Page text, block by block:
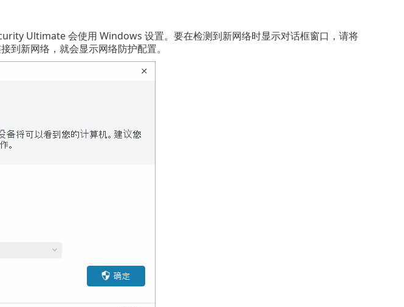
Ultimate 会使用 Windows 设置。要在检测到新网络时显示对话框窗口，请将
到新网络，就会显示网络防护配置。